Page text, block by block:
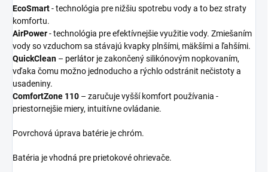
EcoSmart- technológia pre nižšiu spotrebu vody a to bez straty
komfortu.
AirPower- technológia pre efektívnejšie využitie vody. Zmiešaním
vody so vzduchom sa stávajú kvapky plnšími, mäkšími a ľahšími.
QuickClean – perlátor je zakončený silikónovým nopkovaním,
vďaka čomu možno jednoducho a rýchlo odstránit nečistoty a
usadeniny.
ComfortZone 110 – zaručuje vyšší komfort používania -
priestornejšie miery, intuitívne ovládanie.
Povrchová úprava batérie je chróm.
Batéria je vhodná pre prietokové ohrievače.